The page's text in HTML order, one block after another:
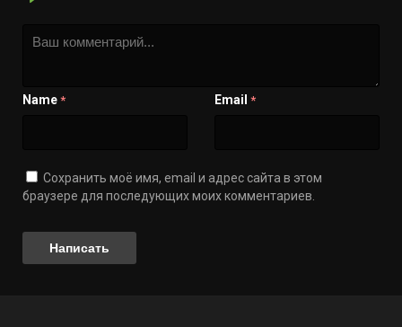
Name * Email *
Сохранить моё имя, email и адрес сайта в этом
браузере для последующих моих комментариев.